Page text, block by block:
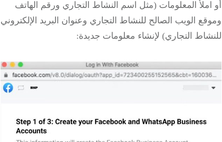
المعلومات (مثل اسم النشاط التجاري ورقم الهاتف
الويب الصالح للنشاط التجاري وعنوان البريد الإلكتروني
التجاري) لإنشاء معلومات جديدة: